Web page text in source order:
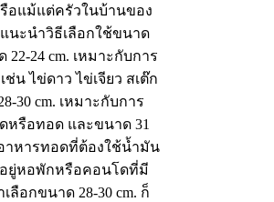
อแม้แต่ครัวในบ้านของ
แนะนำวิธีเลือกใช้ขนาด
24 cm. เหมาะกับการ
ช่น ไข่ดาว ไข่เจียว สเต๊ก
30 cm. เหมาะกับการ
หรือทอด และขนาด 31
าหารทอดที่ต้องใช้น้ำมัน
อยู่หอพักหรือคอนโดที่มี
อกขนาด 28-30 cm. ก็